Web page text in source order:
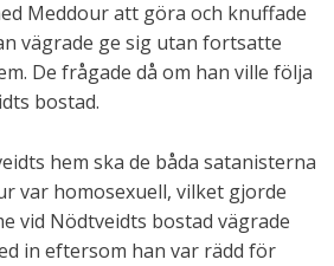
Meddour att göra och knuffade
vägrade ge sig utan fortsatte
De frågade då om han ville följa
bostad.
hem ska de båda satanisterna
var homosexuell, vilket gjorde
vid Nödtveidts bostad vägrade
in eftersom han var rädd för